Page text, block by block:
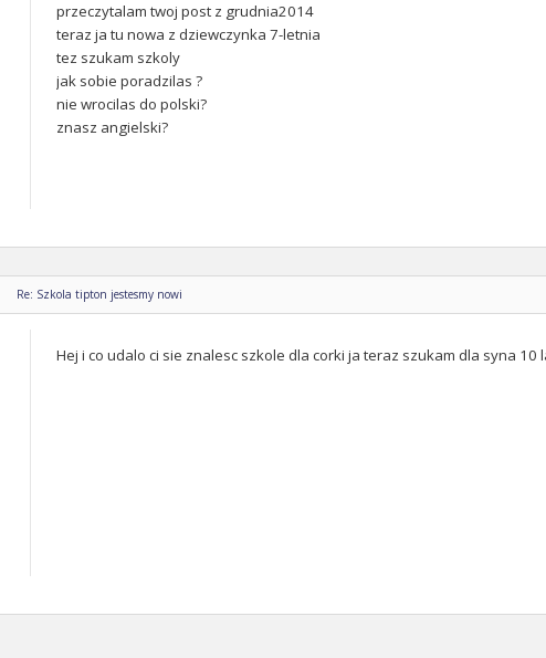
przeczytalam twoj post z grudnia2014
teraz ja tu nowa z dziewczynka 7-letnia
tez szukam szkoly
jak sobie poradzilas ?
nie wrocilas do polski?
znasz angielski?
Re: Szkola tipton jestesmy nowi
Hej i co udalo ci sie znalesc szkole dla corki ja teraz szukam dla syna